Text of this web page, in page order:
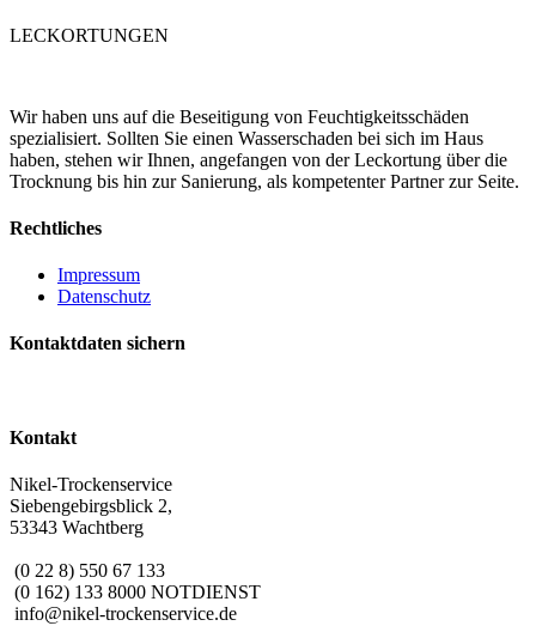
LECKORTUNGEN
Wir haben uns auf die Beseitigung von Feuchtigkeitsschäden
spezialisiert. Sollten Sie einen Wasserschaden bei sich im Haus
haben, stehen wir Ihnen, angefangen von der Leckortung über die
Trocknung bis hin zur Sanierung, als kompetenter Partner zur Seite.
Rechtliches
Impressum
Datenschutz
Kontaktdaten sichern
Kontakt
Nikel-Trockenservice
Siebengebirgsblick 2,
53343 Wachtberg
(0 22 8) 550 67 133
(0 162) 133 8000 NOTDIENST
info@nikel-trockenservice.de